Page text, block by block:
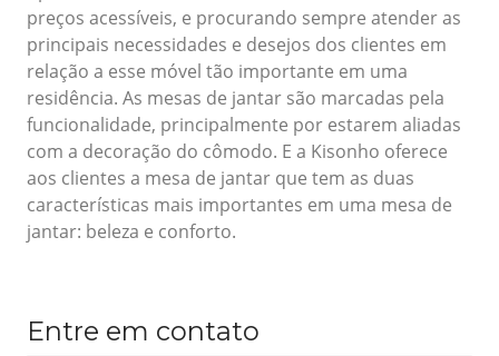
preços acessíveis, e procurando sempre atender as
principais necessidades e desejos dos clientes em
relação a esse móvel tão importante em uma
residência. As mesas de jantar são marcadas pela
funcionalidade, principalmente por estarem aliadas
com a decoração do cômodo. E a Kisonho oferece
aos clientes a mesa de jantar que tem as duas
características mais importantes em uma mesa de
jantar: beleza e conforto.
Entre em contato